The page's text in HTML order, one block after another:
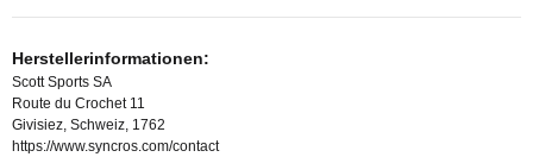
Herstellerinformationen:
Scott Sports SA
Route du Crochet 11
Givisiez, Schweiz, 1762
https://www.syncros.com/contact